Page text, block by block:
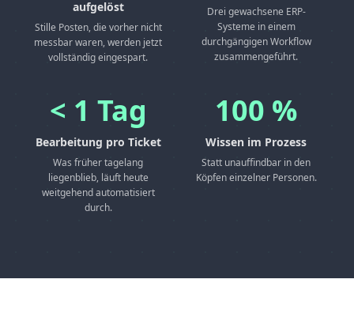
aufgelöst
Stille Posten, die vorher nicht
messbar waren, werden jetzt
vollständig eingespart.
Drei gewachsene ERP-
Systeme in einem
durchgängigen Workflow
zusammengeführt.
< 1 Tag
Bearbeitung pro Ticket
Was früher tagelang
liegenblieb, läuft heute
weitgehend automatisiert
durch.
100 %
Wissen im Prozess
Statt unauffindbar in den
Köpfen einzelner Personen.